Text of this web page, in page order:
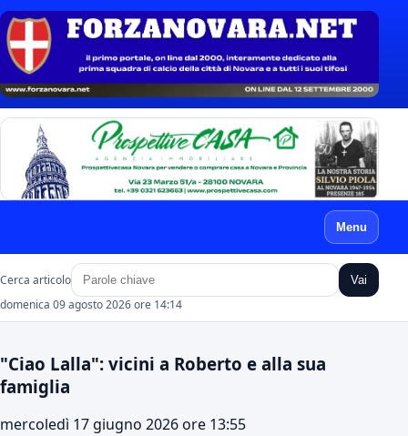
Menu
Cerca articolo Vai
domenica 09 agosto 2026 ore 14:14
"Ciao Lalla": vicini a Roberto e alla sua
famiglia
mercoledì 17 giugno 2026 ore 13:55